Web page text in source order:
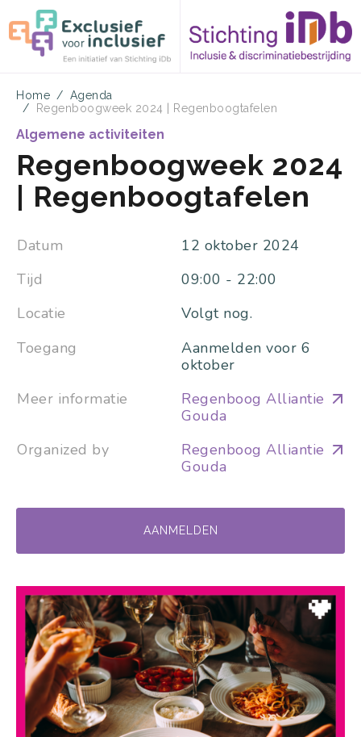
Overslaan
naar
inhoud
Kruimelpad
Home
Agenda
Regenboogweek 2024 | Regenboogtafelen
Algemene activiteiten
Regenboogweek 2024
| Regenboogtafelen
Datum
12 oktober 2024
Tijd
09:00 - 22:00
Locatie
Volgt nog.
Toegang
Aanmelden voor 6
oktober
Meer informatie
Regenboog Alliantie
Gouda
Organized by
Regenboog Alliantie
Gouda
AANMELDEN